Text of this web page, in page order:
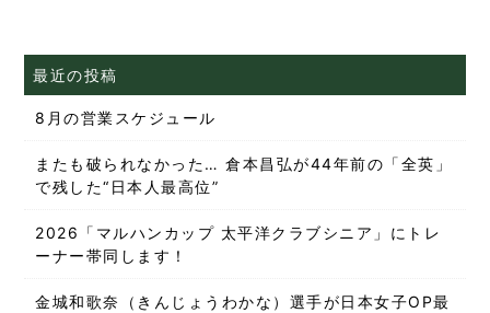
最近の投稿
8月の営業スケジュール
またも破られなかった… 倉本昌弘が44年前の「全英」
で残した“日本人最高位”
2026「マルハンカップ 太平洋クラブシニア」にトレ
ーナー帯同します！
金城和歌奈（きんじょうわかな）選手が日本女子OP最